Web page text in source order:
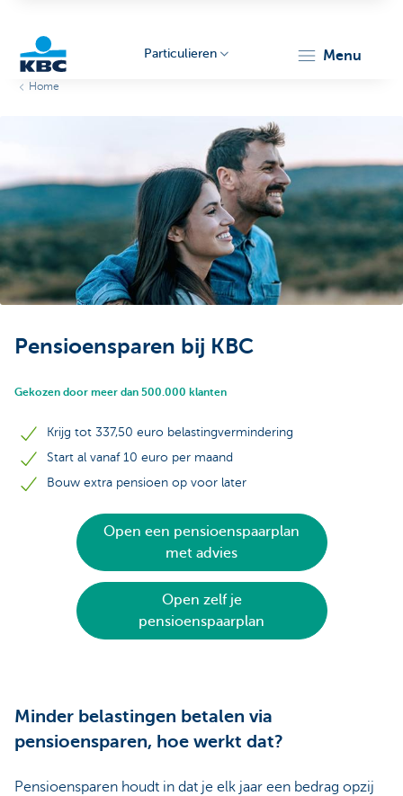
Particulieren menu
Home
Pensioensparen bij KBC
Gekozen door meer dan 500.000 klanten
Krijg tot 337,50 euro belastingvermindering
Start al vanaf 10 euro per maand
Bouw extra pensioen op voor later
Open een pensioenspaarplan
met advies
Open zelf je
pensioenspaarplan
Minder belastingen betalen via
pensioensparen, hoe werkt dat?
Pensioensparen houdt in dat je elk jaar een bedrag opzij